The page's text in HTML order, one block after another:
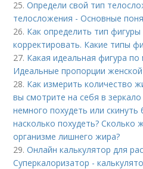
25.Определи свой тип
телосложения - Основные
26. Как определить тип фигуры
корректировать. Какие типы
27. Какая идеальная фигура
Идеальные пропорции
28. Как измерить количество
вы смотрите на себя в
немного похудеть или
насколько похудеть? Сколько
организме лишнего жира?
29.Онлайн калькулятор для
Суперкалоризатор -